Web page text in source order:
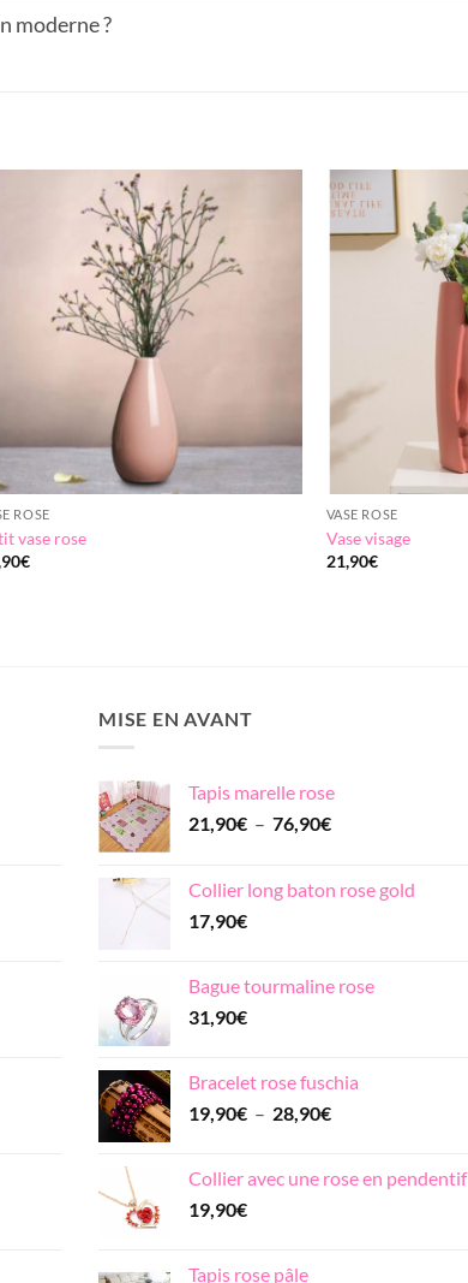
moderne ?
ROSE
vase rose
€
VASE ROSE
Vase visage
21,90€
MISE EN AVANT
Tapis marelle rose
21,90€ – 76,90€Plage
21,90€
Collier long baton rose gold
17,90€
Bague tourmaline rose
31,90€
Bracelet rose fuschia
19,90€ – 28,90€Plage
19,90€
Collier avec une rose en pendentif
19,90€
Tapis rose pâle